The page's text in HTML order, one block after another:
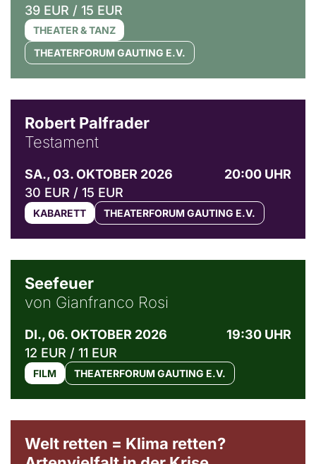
39 EUR / 15 EUR
THEATER & TANZ
THEATERFORUM GAUTING E.V.
Robert Palfrader
Testament
SA., 03. OKTOBER 2026
20:00 UHR
30 EUR / 15 EUR
KABARETT THEATERFORUM GAUTING E.V.
Seefeuer
von Gianfranco Rosi
DI., 06. OKTOBER 2026
19:30 UHR
12 EUR / 11 EUR
FILM THEATERFORUM GAUTING E.V.
Welt retten = Klima retten?